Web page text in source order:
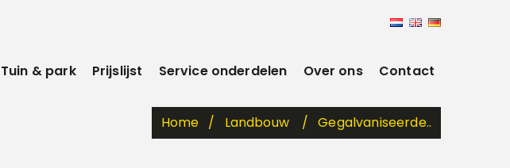
Tuin & park Prijslijst Service onderdelen Over ons Contact
Home Landbouw Gegalvaniseerde..